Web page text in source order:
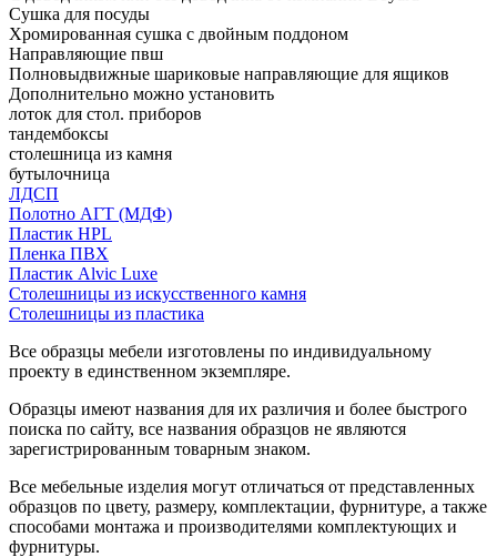
Сушка для посуды
Хромированная сушка с двойным поддоном
Направляющие пвш
Полновыдвижные шариковые направляющие для ящиков
Дополнительно можно установить
лоток для стол. приборов
тандембоксы
столешница из камня
бутылочница
ЛДСП
Полотно АГТ (МДФ)
Пластик HPL
Пленка ПВХ
Пластик Alvic Luxe
Столешницы из искусственного камня
Столешницы из пластика
Все образцы мебели изготовлены по индивидуальному
проекту в единственном экземпляре.
Образцы имеют названия для их различия и более быстрого
поиска по сайту, все названия образцов не являются
зарегистрированным товарным знаком.
Все мебельные изделия могут отличаться от представленных
образцов по цвету, размеру, комплектации, фурнитуре, а также
способами монтажа и производителями комплектующих и
фурнитуры.